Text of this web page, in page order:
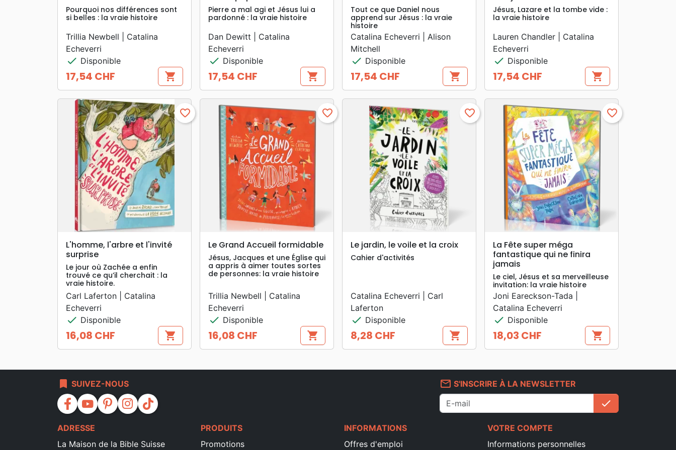
Pourquoi nos différences sont
si belles : la vraie histoire
Trillia Newbell | Catalina
Echeverri
check Disponible
Prix
17,54 CHF shopping_cart
Pierre a mal agi et Jésus lui a
pardonné : la vraie histoire
Dan Dewitt | Catalina
Echeverri
check Disponible
Prix
17,54 CHF shopping_cart
Tout ce que Daniel nous
apprend sur Jésus : la vraie
histoire
Catalina Echeverri | Alison
Mitchell
check Disponible
Prix
17,54 CHF shopping_cart
Jésus, Lazare et la tombe vide :
la vraie histoire
Lauren Chandler | Catalina
Echeverri
check Disponible
Prix
17,54 CHF shopping_cart
search APERÇU RAPIDE
favorite_border
L'homme, l'arbre et l'invité
surprise
Le jour où Zachée a enfin
trouvé ce qu’il cherchait : la
vraie histoire.
Carl Laferton | Catalina
Echeverri
check Disponible
Prix
16,08 CHF shopping_cart
search APERÇU RAPIDE
favorite_border
Le Grand Accueil formidable
Jésus, Jacques et une Église qui
a appris à aimer toutes sortes
de personnes: la vraie histoire
Trillia Newbell | Catalina
Echeverri
check Disponible
Prix
16,08 CHF shopping_cart
search APERÇU RAPIDE
favorite_border
Le jardin, le voile et la croix
Cahier d'activités
Catalina Echeverri | Carl
Laferton
check Disponible
Prix
8,28 CHF shopping_cart
search APERÇU RAPIDE
favorite_border
La Fête super méga
fantastique qui ne finira
jamais
Le ciel, Jésus et sa merveilleuse
invitation: la vraie histoire
Joni Eareckson-Tada |
Catalina Echeverri
check Disponible
Prix
18,03 CHF shopping_cart
bookmark SUIVEZ-NOUS
facebook youtube pinterest instagram tiktok
mail_outline S'INSCRIRE À LA NEWSLETTER
check
ADRESSE
La Maison de la Bible Suisse
PRODUITS
Promotions
INFORMATIONS
Offres d'emploi
VOTRE COMPTE
Informations personnelles